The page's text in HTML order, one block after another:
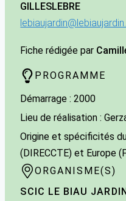
GILLESLEBRE
Fiche rédigée par
PROGRAMME
Démarrage : 2000
Lieu de réalisation :
Origine et spécificités
(DIRECCTE) et Europe
ORGANISME(S)
SCIC LE BIAU